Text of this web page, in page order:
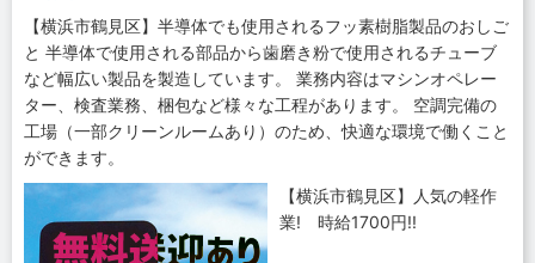
【横浜市鶴見区】半導体でも使用されるフッ素樹脂製品のおしご
と 半導体で使用される部品から歯磨き粉で使用されるチューブ
など幅広い製品を製造しています。 業務内容はマシンオペレー
ター、検査業務、梱包など様々な工程があります。 空調完備の
工場（一部クリーンルームあり）のため、快適な環境で働くこと
ができます。
【横浜市鶴見区】人気の軽作
業! 時給1700円!!